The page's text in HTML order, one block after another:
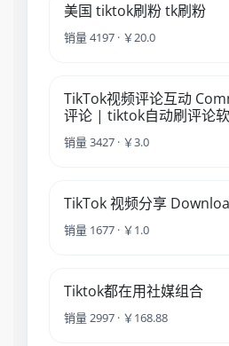
美国 tiktok刷粉 tk刷粉
销量 4197 · ￥20.0
TikTok视频评论互动
评论 | tiktok自动刷评论
销量 3427 · ￥3.0
TikTok 视频分享
销量 1677 · ￥1.0
Tiktok都在用社媒组合
销量 2997 · ￥168.88